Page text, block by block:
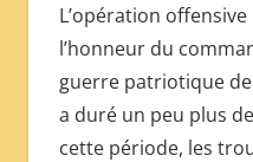
L’opération
l’honneur du
guerre patriotique
a duré un peu plus
cette période, les